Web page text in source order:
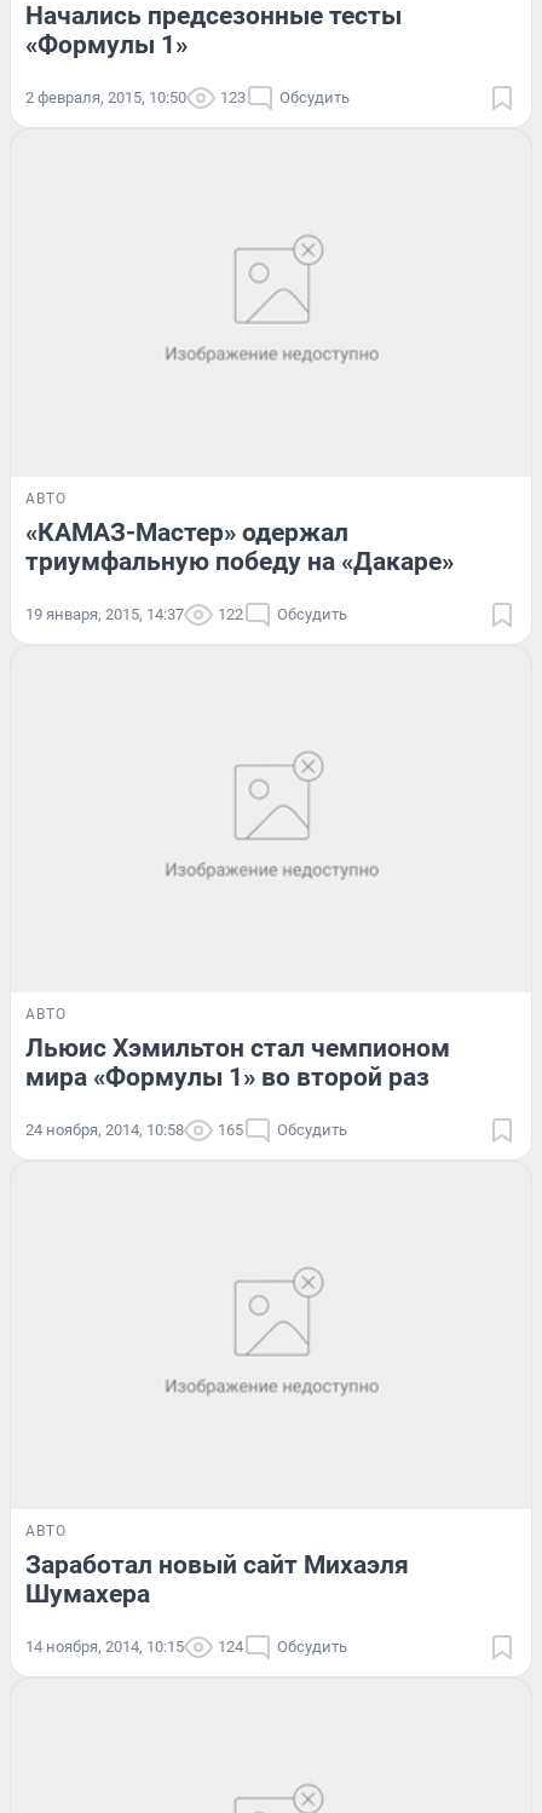
Начались предсезонные тесты
«Формулы 1»
2 февраля, 2015, 10:50 123 Обсудить
АВТО
«КАМАЗ-Мастер» одержал
триумфальную победу на «Дакаре»
19 января, 2015, 14:37 122 Обсудить
АВТО
Льюис Хэмильтон стал чемпионом
мира «Формулы 1» во второй раз
24 ноября, 2014, 10:58 165 Обсудить
АВТО
Заработал новый сайт Михаэля
Шумахера
14 ноября, 2014, 10:15 124 Обсудить